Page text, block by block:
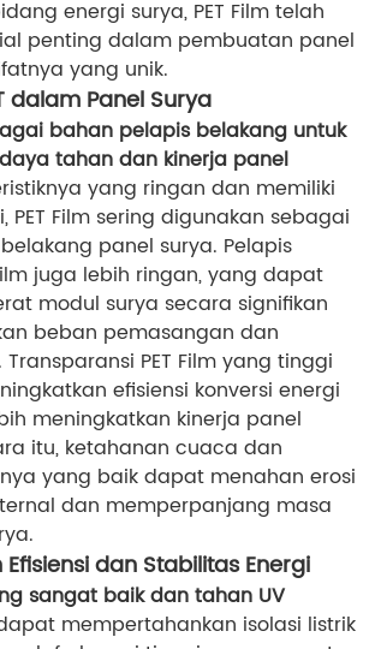
energi surya, PET Film telah
penting dalam pembuatan panel
yang unik.
dalam Panel Surya
bahan pelapis belakang untuk
tahan dan kinerja panel
yang ringan dan memiliki
PET Film sering digunakan sebagai
panel surya. Pelapis
juga lebih ringan, yang dapat
modul surya secara signifikan
beban pemasangan dan
PET Film yang tinggi
efisiensi konversi energi
meningkatkan kinerja panel
itu, ketahanan cuaca dan
yang baik dapat menahan erosi
dan memperpanjang masa
dan Stabilitas Energi
sangat baik dan tahan UV
mempertahankan isolasi listrik